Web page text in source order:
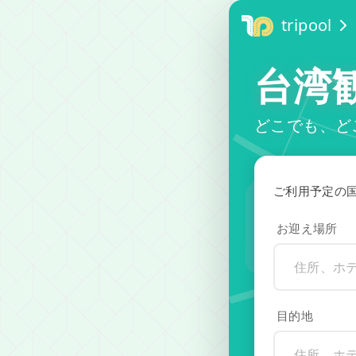
tripool
台湾
どこでも、
ご利用予定の
お迎え場所
目的地